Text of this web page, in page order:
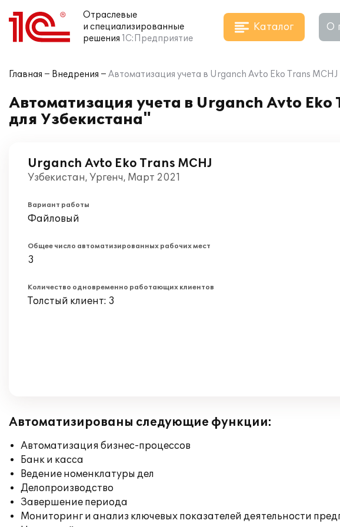
Отраслевые
и специализированные
решения 1С:Предприятие
Каталог О
Главная Внедрения Автоматизация учета в Urganch Avto Eko Trans
Автоматизация учета в Urganch Avto
для Узбекистана"
Urganch Avto Eko Trans MCHJ
Узбекистан, Ургенч, Март 2021
Вариант работы
Файловый
Общее число автоматизированных рабочих мест
3
Количество одновременно работающих клиентов
Толстый клиент: 3
Автоматизированы следующие функции:
Автоматизация бизнес-процессов
Банк и касса
Ведение номенклатуры дел
Делопроизводство
Завершение периода
Мониторинг и анализ ключевых показателей деятельности